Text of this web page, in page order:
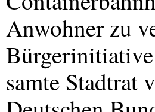
Anwohner zu
samte Stadtrat